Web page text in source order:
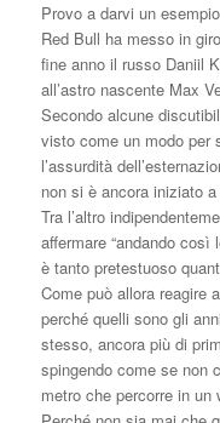
Provo a darvi un
Red Bull ha messo in
fine anno il russo Daniil
all’astro nascente Max
Secondo alcune
visto come un modo per
l’assurdità
non si è ancora iniziato
Tra l’altro
affermare “andando così
è tanto pretestuoso
Come può allora reagire
perché quelli sono gli
stesso, ancora più di
spingendo come se non
metro che percorre in un